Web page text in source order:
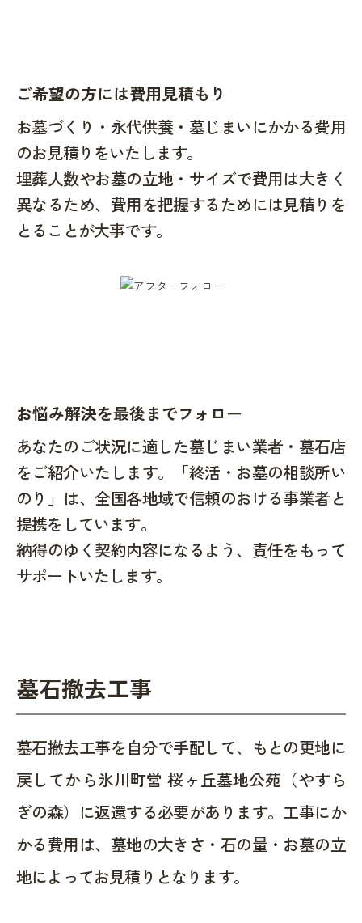
ご希望の方には費用見積もり
お墓づくり・永代供養・墓じまいにかかる費用
のお見積りをいたします。
埋葬人数やお墓の立地・サイズで費用は大きく
異なるため、費用を把握するためには見積りを
とることが大事です。
お悩み解決を最後までフォロー
あなたのご状況に適した墓じまい業者・墓石店
をご紹介いたします。「終活・お墓の相談所い
のり」は、全国各地域で信頼のおける事業者と
提携をしています。
納得のゆく契約内容になるよう、責任をもって
サポートいたします。
墓石撤去工事
墓石撤去工事を自分で手配して、もとの更地に
戻してから氷川町営 桜ヶ丘墓地公苑（やすら
ぎの森）に返還する必要があります。工事にか
かる費用は、墓地の大きさ・石の量・お墓の立
地によってお見積りとなります。